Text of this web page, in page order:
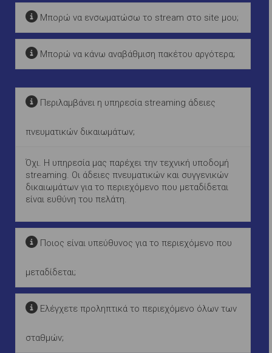
Μπορώ να ενσωματώσω το stream στο site μου;
Μπορώ να κάνω αναβάθμιση πακέτου αργότερα;
Περιλαμβάνει η υπηρεσία streaming άδειες
πνευματικών δικαιωμάτων;
Όχι. Η υπηρεσία μας παρέχει την τεχνική υποδομή
streaming. Οι άδειες πνευματικών και συγγενικών
δικαιωμάτων για το περιεχόμενο που μεταδίδεται
είναι ευθύνη του πελάτη.
Ποιος είναι υπεύθυνος για το περιεχόμενο που
μεταδίδεται;
Ελέγχετε προληπτικά το περιεχόμενο όλων των
σταθμών;